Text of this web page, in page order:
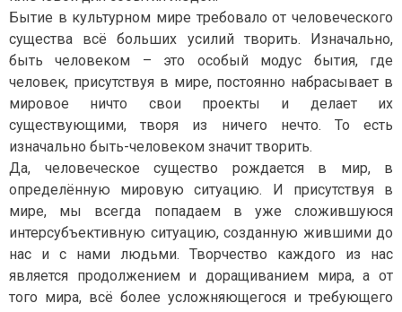
Бытие в культурном мире требовало от человеческого
существа всё больших усилий творить. Изначально,
быть человеком – это особый модус бытия, где
человек, присутствуя в мире, постоянно набрасывает в
мировое ничто свои проекты и делает их
существующими, творя из ничего нечто. То есть
изначально быть-человеком значит творить.
Да, человеческое существо рождается в мир, в
определённую мировую ситуацию. И присутствуя в
мире, мы всегда попадаем в уже сложившуюся
интерсубъективную ситуацию, созданную жившими до
нас и с нами людьми. Творчество каждого из нас
является продолжением и доращиванием мира, а от
того мира, всё более усложняющегося и требующего